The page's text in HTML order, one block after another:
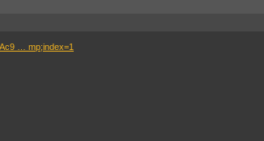
… mp;index=1